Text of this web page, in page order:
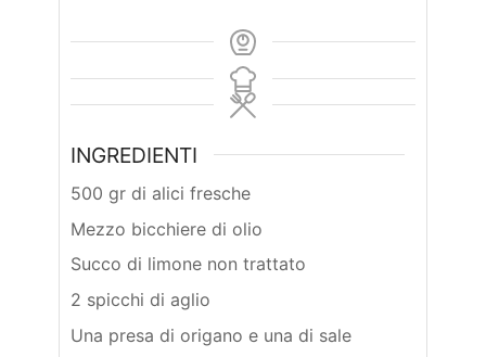
INGREDIENTI
500 gr di alici fresche
Mezzo bicchiere di olio
Succo di limone non trattato
2 spicchi di aglio
Una presa di origano e una di sale